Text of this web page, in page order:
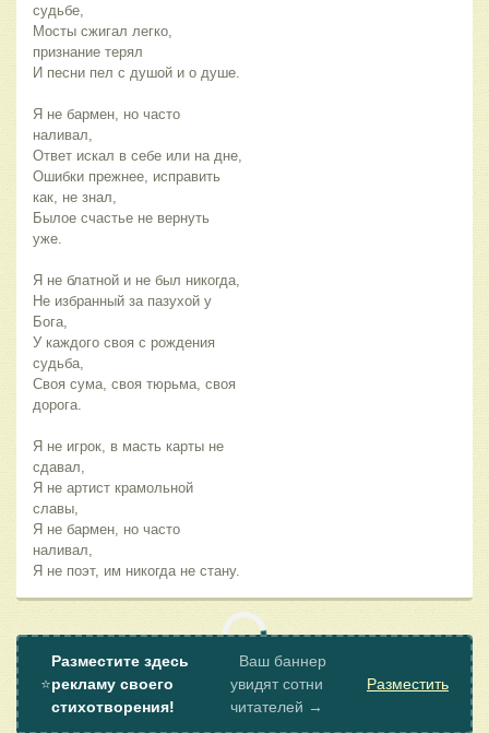
судьбе,
Мосты сжигал легко,
признание терял
И песни пел с душой и о душе.
Я не бармен, но часто
наливал,
Ответ искал в себе или на дне,
Ошибки прежнее, исправить
как, не знал,
Былое счастье не вернуть
уже.
Я не блатной и не был никогда,
Не избранный за пазухой у
Бога,
У каждого своя с рождения
судьба,
Своя сума, своя тюрьма, своя
дорога.
Я не игрок, в масть карты не
сдавал,
Я не артист крамольной
славы,
Я не бармен, но часто
наливал,
Я не поэт, им никогда не стану.
⭐
Разместите здесь
рекламу своего
стихотворения!
Ваш баннер
увидят сотни
читателей →
Разместить